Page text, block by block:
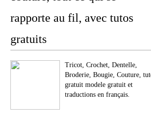
rapporte au fil, avec tutos
gratuits
Tricot, Crochet, Dentelle,
Broderie, Bougie, Couture,
gratuit modele gratuit et
traductions en français.